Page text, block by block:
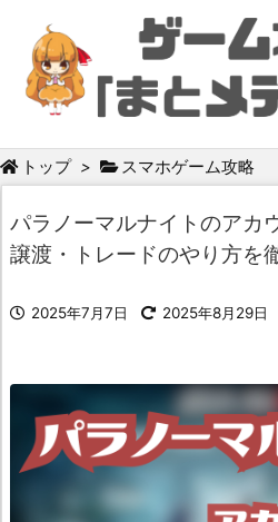
トップ > スマホゲーム攻略
パラノーマルナイトのアカ
譲渡・トレードのやり方を
2025年7月7日 2025年8月29日